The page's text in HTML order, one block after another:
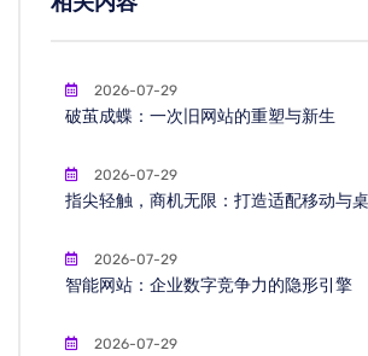
2026-07-29
破茧成蝶：一次旧网站的重塑与新生
2026-07-29
指尖轻触，商机无限：打造适配移动与
2026-07-29
智能网站：企业数字竞争力的隐形引擎
2026-07-29